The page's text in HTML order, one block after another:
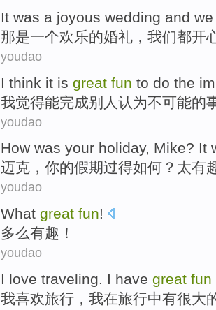
It was a joyous wedding and we
那是一个欢乐的婚礼 ， 我们都开
youdao
I think it is great fun to do the
我觉得能完成别人认为不可能的
youdao
How was your holiday, Mike? It
迈克 ， 你的假期过得如何 ？ 太有
youdao
What great fun!
多么有趣 ！
youdao
I love traveling. I have great fun
我喜欢旅行 ，我在旅行中有很大